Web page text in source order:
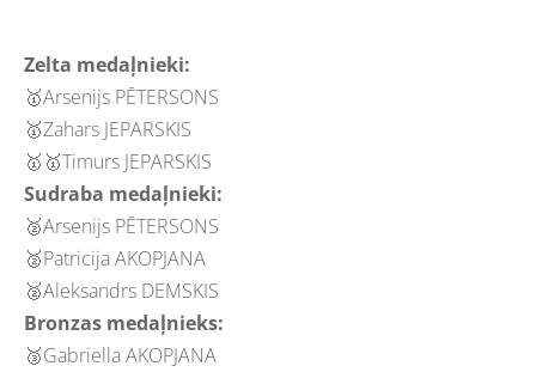
Zelta medaļnieki:
🥇Arsenijs PĒTERSONS
🥇Zahars JEPARSKIS
🥇🥇Timurs JEPARSKIS
Sudraba medaļnieki:
🥈Arsenijs PĒTERSONS
🥈Patricija AKOPJANA
🥈Aleksandrs DEMSKIS
Bronzas medaļnieks:
🥉Gabriella AKOPJANA